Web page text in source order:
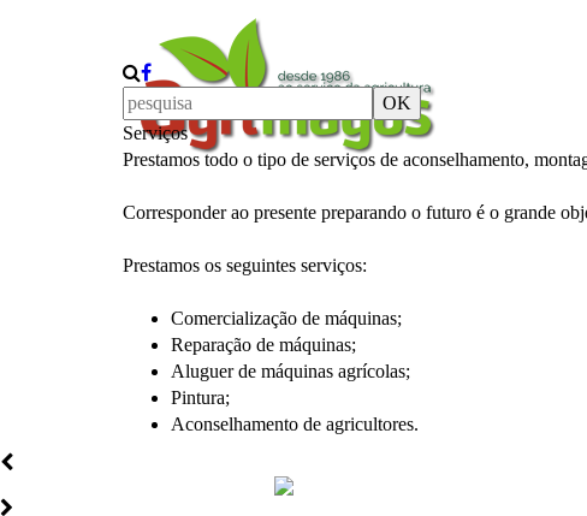
OK
Serviços
Prestamos todo o tipo de serviços de aconselhamento,
Corresponder ao presente preparando o futuro é o grande
Prestamos os seguintes serviços:
Comercialização de máquinas;
Reparação de máquinas;
Aluguer de máquinas agrícolas;
Pintura;
Aconselhamento de agricultores.